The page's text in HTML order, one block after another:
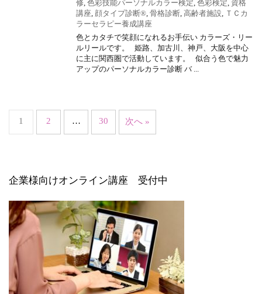
修, 色彩技能パーソナルカラー検定, 色彩検定, 資格
講座, 顔タイプ診断®, 骨格診断, 高齢者施設, ＴＣカ
ラーセラピー養成講座
色とカタチで笑顔になれるお手伝い カラーズ・リー
ルリールです。 姫路、加古川、神戸、大阪を中心
に主に関西圏で活動しています。 似合う色で魅力
アップのパーソナルカラー診断 バ ...
1 2 … 30 次へ »
企業様向けオンライン講座 受付中